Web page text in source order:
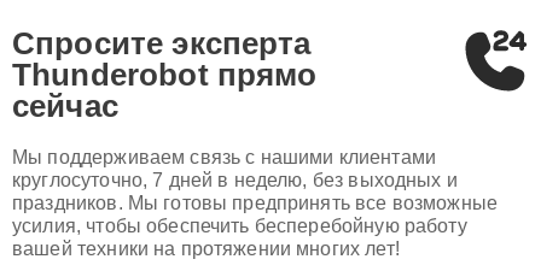
Спросите эксперта
Thunderobot прямо
сейчас
Мы поддерживаем связь с нашими клиентами
круглосуточно, 7 дней в неделю, без выходных и
праздников. Мы готовы предпринять все возможные
усилия, чтобы обеспечить бесперебойную работу
вашей техники на протяжении многих лет!